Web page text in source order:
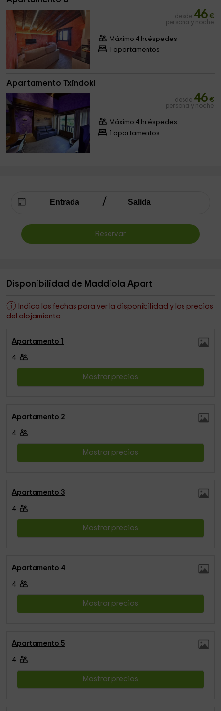
desde 46 €
persona y noche
Máximo 4 huéspedes
1 apartamentos
Apartamento Txindoki
desde 46 €
persona y noche
Máximo 4 huéspedes
1 apartamentos
Reservar
Disponibilidad de Maddiola Apart
Indica las fechas para ver la disponibilidad y los precios
del alojamiento
Apartamento 1
4
Mostrar precios
Apartamento 2
4
Mostrar precios
Apartamento 3
4
Mostrar precios
Apartamento 4
4
Mostrar precios
Apartamento 5
4
Mostrar precios